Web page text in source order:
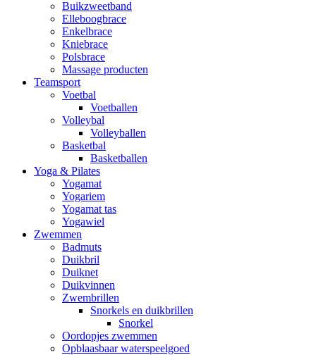
Buikzweetband
Elleboogbrace
Enkelbrace
Kniebrace
Polsbrace
Massage producten
Teamsport
Voetbal
Voetballen
Volleybal
Volleyballen
Basketbal
Basketballen
Yoga & Pilates
Yogamat
Yogariem
Yogamat tas
Yogawiel
Zwemmen
Badmuts
Duikbril
Duiknet
Duikvinnen
Zwembrillen
Snorkels en duikbrillen
Snorkel
Oordopjes zwemmen
Opblaasbaar waterspeelgoed